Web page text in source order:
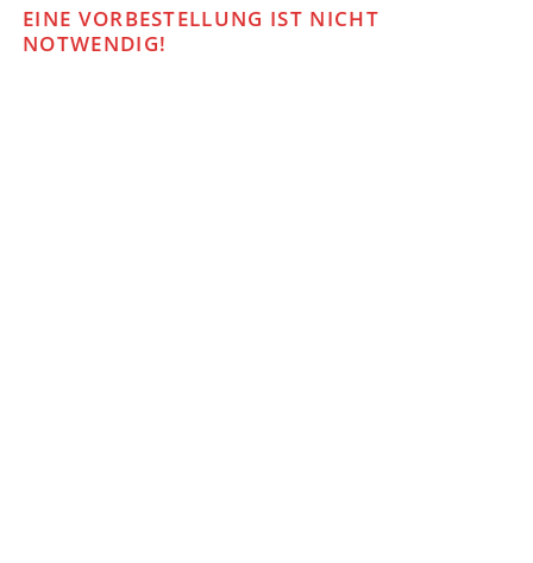
EINE VORBESTELLUNG IST NICHT
NOTWENDIG!